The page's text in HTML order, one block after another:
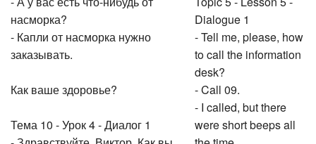
насморка?
- Капли от насморка нужно
заказывать.
Как ваше здоровье?
Тема 10 - Урок 4 - Диалог 1
Dialogue 1
- Tell me, please, how
to call the information
desk?
- Call 09.
- I called, but there
were short beeps all